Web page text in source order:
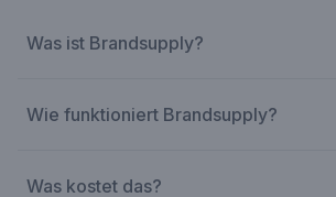
Was ist Brandsupply?
Wie funktioniert Brandsupply?
Was kostet das?